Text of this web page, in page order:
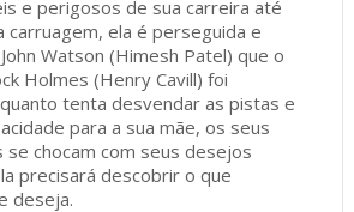
e perigosos de sua carreira até
carruagem, ela é perseguida e
Watson (Himesh Patel) que o
Holmes (Henry Cavill) foi
tenta desvendar as pistas e
para a sua mãe, os seus
se chocam com seus desejos
precisará descobrir o que
deseja.